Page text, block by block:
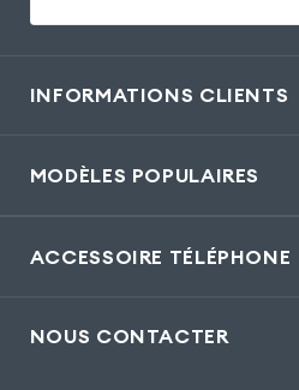
INFORMATIONS CLIENTS
MODÈLES POPULAIRES
ACCESSOIRE TÉLÉPHONE
NOUS CONTACTER